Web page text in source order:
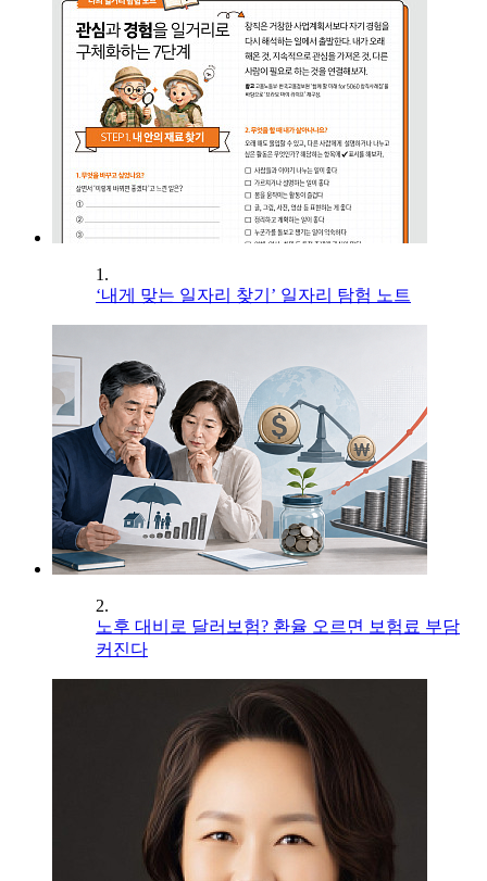
1.
‘내게 맞는 일자리 찾기’ 일자리 탐험 노트
2.
노후 대비로 달러보험? 환율 오르면 보험료 부담
커진다